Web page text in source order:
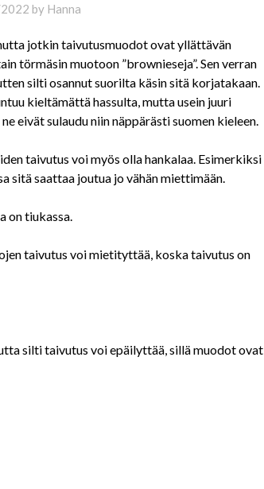
by Hanna
jotkin taivutusmuodot ovat yllättävän
törmäsin muotoon ”brownieseja”. Sen verran
silti osannut suorilta käsin sitä korjatakaan.
kieltämättä hassulta, mutta usein juuri
eivät sulaudu niin näppärästi suomen kieleen.
taivutus voi myös olla hankalaa. Esimerkiksi
sitä saattaa joutua jo vähän miettimään.
on tiukassa.
taivutus voi mietityttää, koska taivutus on
silti taivutus voi epäilyttää, sillä muodot ovat